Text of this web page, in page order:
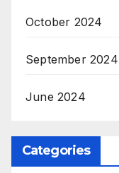
October 2024
September 2024
June 2024
Categories